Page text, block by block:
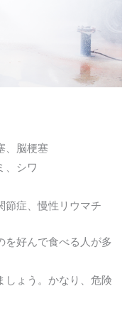
、脳梗塞
、シワ
節症、慢性リウマチ
を好んで食べる人が多
しょう。かなり、危険